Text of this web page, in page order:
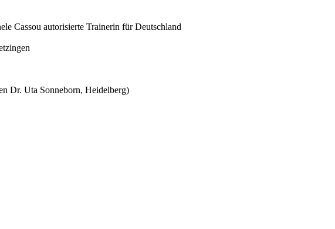
Cas­sou autorisierte Trainer­in für Deutschland
Dr. Uta Son­neborn, Heidelberg)